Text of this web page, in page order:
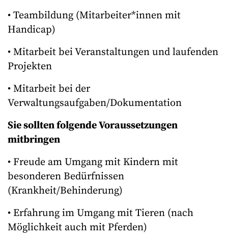
• Teambildung (Mitarbeiter*innen mit
Handicap)
• Mitarbeit bei Veranstaltungen und laufenden
Projekten
• Mitarbeit bei der
Verwaltungsaufgaben/Dokumentation
Sie sollten folgende Voraussetzungen
mitbringen
• Freude am Umgang mit Kindern mit
besonderen Bedürfnissen
(Krankheit/Behinderung)
• Erfahrung im Umgang mit Tieren (nach
Möglichkeit auch mit Pferden)